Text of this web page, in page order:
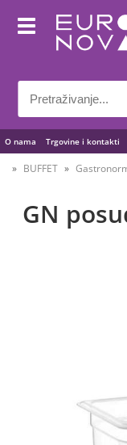
O nama Trgovine i kontakti
BUFFET
GN